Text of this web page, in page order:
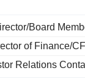
Board
of Finance/
Relations